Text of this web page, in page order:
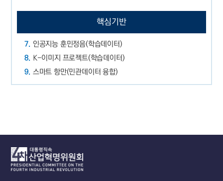
핵심기반
7. 인공지능 훈민정음(학습데이터)
8. K-이미지 프로젝트(학습데이터)
9. 스마트 항만(민관데이터 융합)